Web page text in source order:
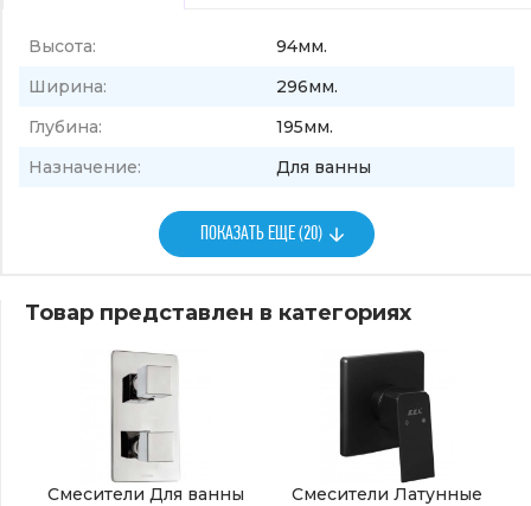
Высота:
94мм.
Ширина:
296мм.
Глубина:
195мм.
Назначение:
Для ванны
ПОКАЗАТЬ ЕЩЕ (20)
Товар представлен в категориях
Смесители Для ванны Смесители Латунные